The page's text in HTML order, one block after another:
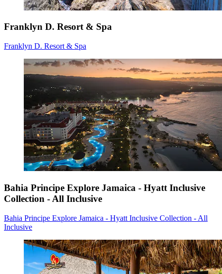
Franklyn D. Resort & Spa
Franklyn D. Resort & Spa
Bahia Principe Explore Jamaica - Hyatt Inclusive
Collection - All Inclusive
Bahia Principe Explore Jamaica - Hyatt Inclusive Collection - All
Inclusive